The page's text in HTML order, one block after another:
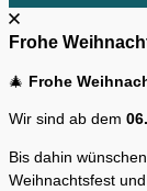
Frohe
🎄 Frohe
Wir sind ab dem
Bis dahin
Weihnachtsfest